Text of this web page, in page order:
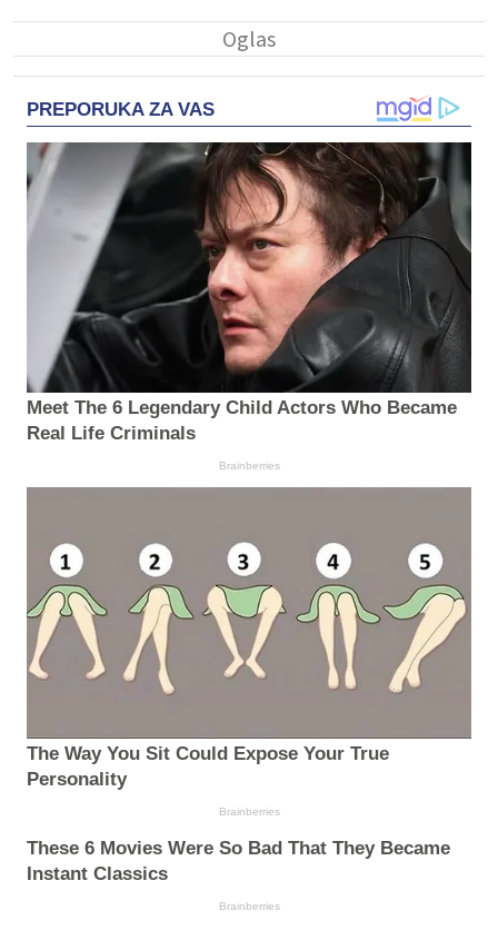
PREPORUKA ZA VAS
Meet The 6 Legendary Child Actors Who Became
Real Life Criminals
Brainberries
The Way You Sit Could Expose Your True
Personality
Brainberries
These 6 Movies Were So Bad That They Became
Instant Classics
Brainberries